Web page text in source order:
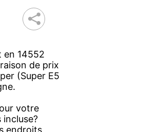
en 14552
de prix
(Super E5
votre
endroits